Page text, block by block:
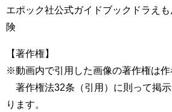
エポック社公式ガイドブックドラえ
険
【著作権】
※動画内で引用した画像の著作権は作
著作権法32条（引用）に則って掲
ります。